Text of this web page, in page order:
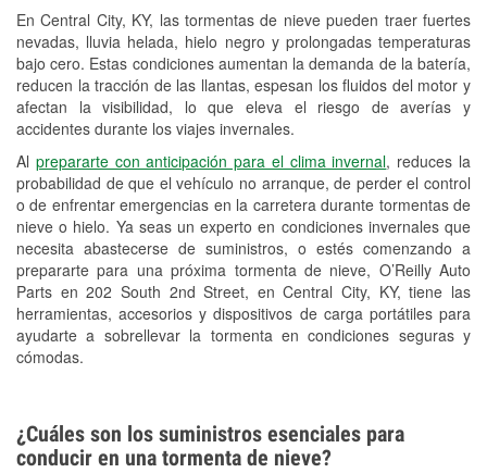
En Central City, KY, las tormentas de nieve pueden traer fuertes
nevadas, lluvia helada, hielo negro y prolongadas temperaturas
bajo cero. Estas condiciones aumentan la demanda de la batería,
reducen la tracción de las llantas, espesan los fluidos del motor y
afectan la visibilidad, lo que eleva el riesgo de averías y
accidentes durante los viajes invernales.
Al prepararte con anticipación para el clima invernal, reduces la
probabilidad de que el vehículo no arranque, de perder el control
o de enfrentar emergencias en la carretera durante tormentas de
nieve o hielo. Ya seas un experto en condiciones invernales que
necesita abastecerse de suministros, o estés comenzando a
prepararte para una próxima tormenta de nieve, O’Reilly Auto
Parts en 202 South 2nd Street, en Central City, KY, tiene las
herramientas, accesorios y dispositivos de carga portátiles para
ayudarte a sobrellevar la tormenta en condiciones seguras y
cómodas.
Programa de Préstamo de
Herramientas
Rectificación de tambores y discos de
freno
Mangueras hidráulicas a la medida
Snowstorm Supplies
Conoce más
¿Cuáles son los suministros esenciales para
conducir en una tormenta de nieve?